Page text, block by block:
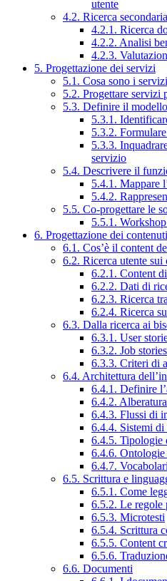
utente
4.2. Ricerca secondaria
4.2.1. Ricerca
4.2.2. Analisi
4.2.3.
5. Progettazione dei servizi
5.1. Cosa sono i
5.2. Progettare servizi
5.3. Definire il
5.3.1.
5.3.2.
5.3.3.
servizio
5.4. Descrivere il
5.4.1. Mappare
5.4.2.
5.5. Co-progettare le
5.5.1.
6. Progettazione dei contenuti
6.1. Cos’è il content
6.2. Ricerca utente
6.2.1. Content
6.2.2. Dati di
6.2.3. Ricerca
6.2.4. Ricerca
6.3. Dalla ricerca ai
6.3.1. User
6.3.2. Job
6.3.3. Criteri di
6.4. Architettura
6.4.1. Definire
6.4.2. Alberatura
6.4.3. Flussi di
6.4.4. Sistemi
6.4.5. Tipologie
6.4.6. Ontologie
6.4.7.
6.5. Scrittura e
6.5.1. Come
6.5.2. Le regole
6.5.3. Microtesti
6.5.4. Scrittura
6.5.5. Content
6.5.6.
6.6. Documenti